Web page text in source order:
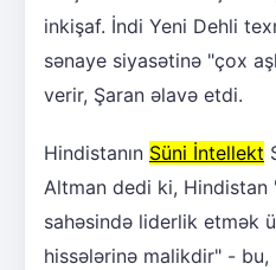
inkişaf. İndi Yeni Dehli
sənaye siyasətinə "çox
verir, Şaran əlavə etdi.
Hindistanın Süni İntellekt
Altman dedi ki, Hindistan
sahəsində liderlik etmək
hissələrinə malikdir" -